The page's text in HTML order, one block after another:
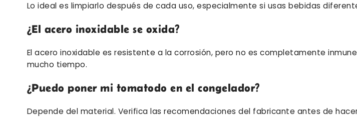
Lo ideal es limpiarlo después de cada uso, especialmente si usas bebidas
¿El acero inoxidable se oxida?
El acero inoxidable es resistente a la corrosión, pero no es completamente
mucho tiempo.
¿Puedo poner mi tomatodo en el congelador?
Depende del material. Verifica las recomendaciones del fabricante antes de